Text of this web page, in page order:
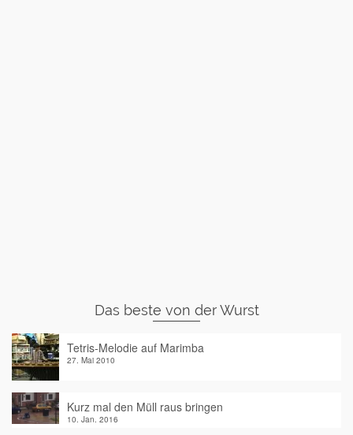
Das beste von der Wurst
Tetris-Melodie auf Marimba
27. Mai 2010
Kurz mal den Müll raus bringen
10. Jan. 2016